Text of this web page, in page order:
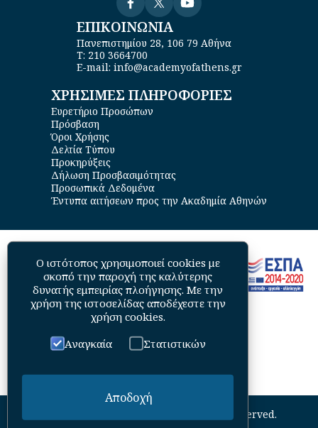
VisitVisitVisit
ΕΠΙΚΟΙΝΩΝΙΑ
Πανεπιστημίου 28, 106 79 Αθήνα
Τ: 210 3664700
E-mail: info@academyofathens.gr
ΧΡΗΣΙΜΕΣ ΠΛΗΡΟΦΟΡΙΕΣ
Ευρετήριο Προσώπων
Πρόσβαση
Όροι Χρήσης
Δελτία Τύπου
Προκηρύξεις
Δήλωση Προσβασιμότητας
Προσωπικά Δεδομένα
Έντυπα αιτήσεων προς την Ακαδημία Αθηνών
Academy of Athens. All Rights Reserved.
Ο ιστότοπος χρησιμοποιεί cookies με
σκοπό την παροχή της καλύτερης
δυνατής εμπειρίας πλοήγησης. Με την
χρήση της ιστοσελίδας αποδέχεστε την
χρήση cookies.
Αναγκαία
Στατιστικών
Αποδοχή